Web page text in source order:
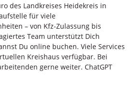
des Landkreises Heidekreis in
für viele
– von Kfz-Zulassung bis
Team unterstützt Dich
Du online buchen. Viele Services
Kreishaus verfügbar. Bei
gerne weiter. ChatGPT